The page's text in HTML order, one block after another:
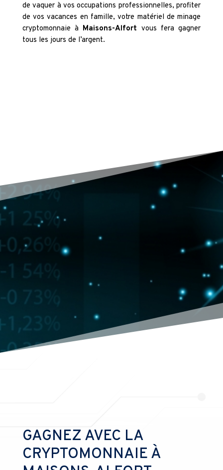
de vaquer à vos occupations professionnelles, profiter
de vos vacances en famille, votre matériel de minage
cryptomonnaie à Maisons-Alfort vous fera gagner
tous les jours de l’argent.
GAGNEZ AVEC LA
CRYPTOMONNAIE À